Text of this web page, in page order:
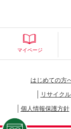
マイページ
はじめての方
リサイク
個人情報保護方針